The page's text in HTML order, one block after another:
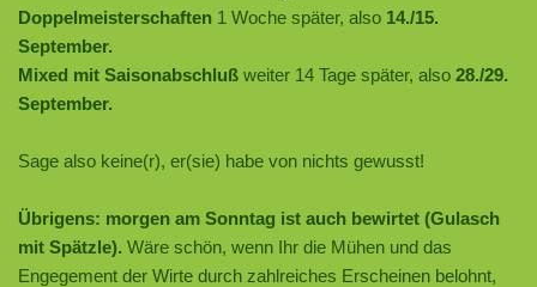
Doppelmeisterschaften 1 Woche später, also 14./15.
September.
Mixed mit Saisonabschluß weiter 14 Tage später, also 28./29.
September.
Sage also keine(r), er(sie) habe von nichts gewusst!
Übrigens: morgen am Sonntag ist auch bewirtet (Gulasch
mit Spätzle). Wäre schön, wenn Ihr die Mühen und das
Engegement der Wirte durch zahlreiches Erscheinen belohnt,